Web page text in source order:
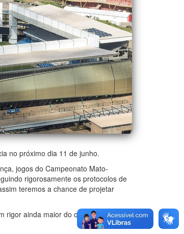
no próximo dia 11 de junho.
jogos do Campeonato Mato-
rigorosamente os protocolos de
teremos a chance de projetar
rigor ainda maior do que os demais